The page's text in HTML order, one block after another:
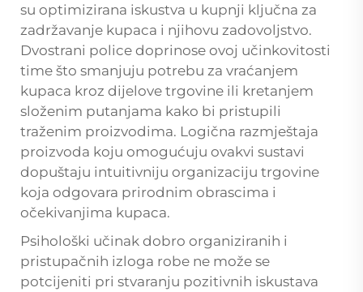
su optimizirana iskustva u kupnji ključna za
zadržavanje kupaca i njihovu zadovoljstvo.
Dvostrani police doprinose ovoj učinkovitosti
time što smanjuju potrebu za vraćanjem
kupaca kroz dijelove trgovine ili kretanjem
složenim putanjama kako bi pristupili
traženim proizvodima. Logična razmještaja
proizvoda koju omogućuju ovakvi sustavi
dopuštaju intuitivniju organizaciju trgovine
koja odgovara prirodnim obrascima i
očekivanjima kupaca.
Psihološki učinak dobro organiziranih i
pristupačnih izloga robe ne može se
potcijeniti pri stvaranju pozitivnih iskustava